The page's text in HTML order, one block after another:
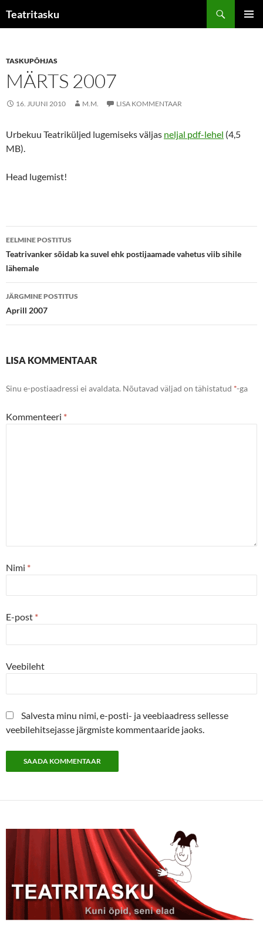
sisu
Teatritasku
TASKUPÕHJAS
MÄRTS 2007
16. JUUNI 2010 M.M. LISA KOMMENTAAR
Urbekuu Teatriküljed lugemiseks väljas neljal pdf-lehel (4,5
MB).
Head lugemist!
Postituste
töölaud
EELMINE POSTITUS
Teatrivanker sõidab ka suvel ehk postijaamade vahetus viib sihile
lähemale
JÄRGMINE POSTITUS
Aprill 2007
LISA KOMMENTAAR
Sinu e-postiaadressi ei avaldata. Nõutavad väljad on tähistatud *-ga
Kommenteeri *
Nimi *
E-post *
Veebileht
Salvesta minu nimi, e-posti- ja veebiaadress sellesse
veebilehitsejasse järgmiste kommentaaride jaoks.